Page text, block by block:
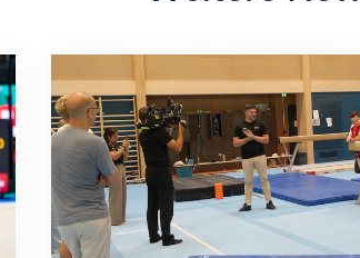
Mit klaren Zielen nach Zagreb